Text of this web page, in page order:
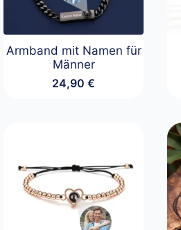
Armband mit Namen für
Männer
24,90€